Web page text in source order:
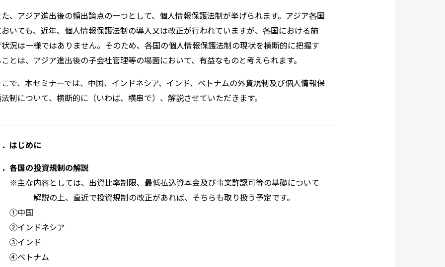
、アジア進出後の頻出論点の一つとして、個人情報保護法制が挙げられます。アジア各国
いても、近年、個人情報保護法制の導入又は改正が行われていますが、各国における施
況は一様ではありません。そのため、各国の個人情報保護法制の現状を横断的に把握す
とは、アジア進出後の子会社管理等の場面において、有益なものと考えられます。
で、本セミナーでは、中国、インドネシア、インド、ベトナムの外資規制及び個人情報保
制について、横断的に（いわば、横串で）、解説させていただきます。
はじめに
各国の投資規制の解説
※主な内容としては、出資比率制限、最低払込資本金及び事業許認可等の基礎について
解説の上、直近で投資規制の改正があれば、そちらも取り扱う予定です。
①中国
②インドネシア
③インド
④ベトナム